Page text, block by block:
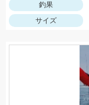
釣果
サイズ